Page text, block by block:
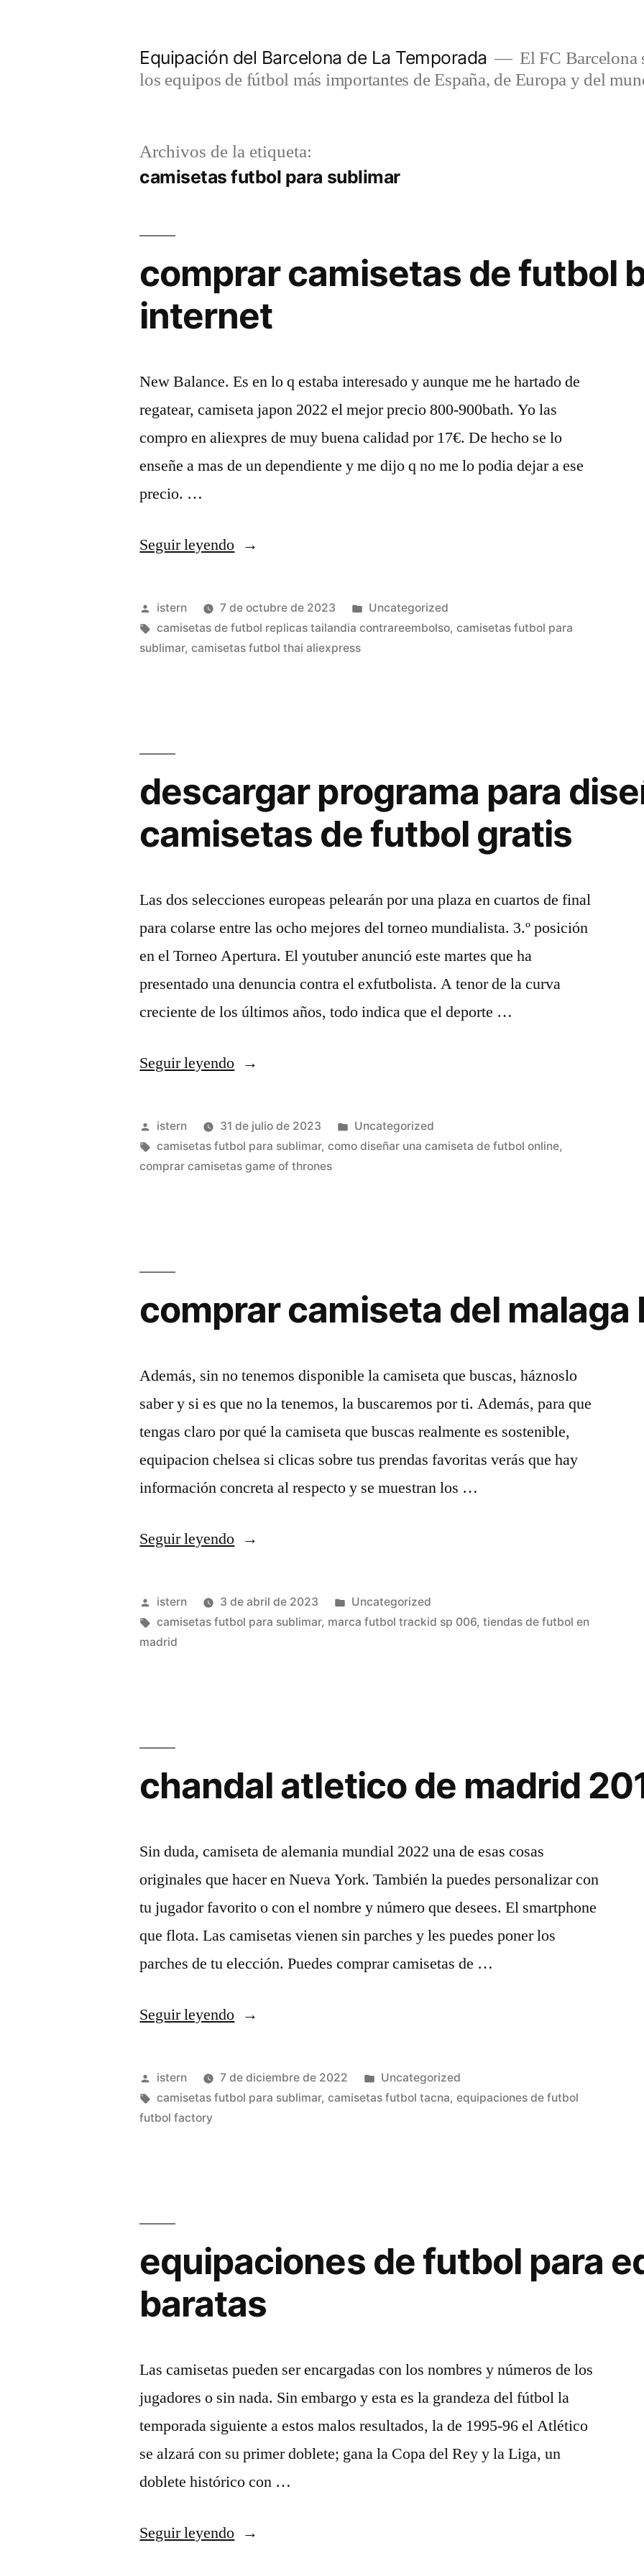
Equipación del Barcelona de La Temporada
El FC Barcelona
los equipos de fútbol más importantes de España, de Europa y del
Archivos de la etiqueta:
camisetas futbol para sublimar
comprar camisetas de futbol
internet
New Balance. Es en lo q estaba interesado y aunque me he hartado de
regatear, camiseta japon 2022 el mejor precio 800-900bath. Yo las
compro en aliexpres de muy buena calidad por 17€. De hecho se lo
enseñe a mas de un dependiente y me dijo q no me lo podia dejar a ese
precio. …
Seguir leyendo«comprar
de
futbol
baratas
Publicado
por
istern 7 de octubre de 2023
Publicado
en
Uncategorized
Etiquetas:
camisetas de futbol replicas tailandia contrareembolso,camisetas futbol para
sublimar,camisetas futbol thai aliexpress
descargar programa para
camisetas de futbol gratis
Las dos selecciones europeas pelearán por una plaza en cuartos de final
para colarse entre las ocho mejores del torneo mundialista. 3.º posición
en el Torneo Apertura. El youtuber anunció este martes que ha
presentado una denuncia contra el exfutbolista. A tenor de la curva
creciente de los últimos años, todo indica que el deporte …
Seguir leyendo«descargar
para
diseñar
camisetas
Publicado
por
istern 31 de julio de 2023
Publicado
en
Uncategorized
Etiquetas:
camisetas futbol para sublimar,como diseñar una camiseta de futbol online,
comprar camisetas game of thrones
comprar camiseta del malaga
Además, sin no tenemos disponible la camiseta que buscas, háznoslo
saber y si es que no la tenemos, la buscaremos por ti. Además, para que
tengas claro por qué la camiseta que buscas realmente es sostenible,
equipacion chelsea si clicas sobre tus prendas favoritas verás que hay
información concreta al respecto y se muestran los …
Seguir leyendo«comprar
del
malaga
Publicado
por
istern 3 de abril de 2023
Publicado
en
Uncategorized
Etiquetas:
camisetas futbol para sublimar, marca futbol trackid sp 006,tiendas de futbol en
madrid
chandal atletico de madrid
Sin duda, camiseta de alemania mundial 2022 una de esas cosas
originales que hacer en Nueva York. También la puedes personalizar con
tu jugador favorito o con el nombre y número que desees. El smartphone
que flota. Las camisetas vienen sin parches y les puedes poner los
parches de tu elección. Puedes comprar camisetas de …
Seguir leyendo«chandal
de
madrid
Publicado
por
istern 7 de diciembre de 2022
Publicado
en
Uncategorized
Etiquetas:
camisetas futbol para sublimar,camisetas futbol tacna,equipaciones de futbol
futbol factory
equipaciones de futbol para
baratas
Las camisetas pueden ser encargadas con los nombres y números de los
jugadores o sin nada. Sin embargo y esta es la grandeza del fútbol la
temporada siguiente a estos malos resultados, la de 1995-96 el Atlético
se alzará con su primer doblete; gana la Copa del Rey y la Liga, un
doblete histórico con …
Seguir leyendo«equipaciones